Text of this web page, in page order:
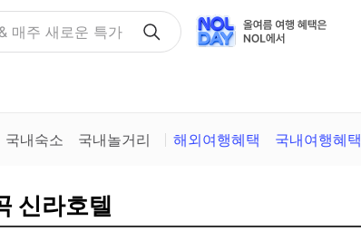
여행 혜택
국내숙소 국내놀거리 해외여행혜택 국내여행혜택
신라호텔